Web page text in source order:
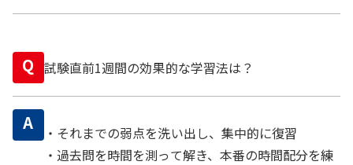
Q 試験直前1週間の効果的な学習法は？
A
・それまでの弱点を洗い出し、集中的に復習
・過去問を時間を測って解き、本番の時間配分を練